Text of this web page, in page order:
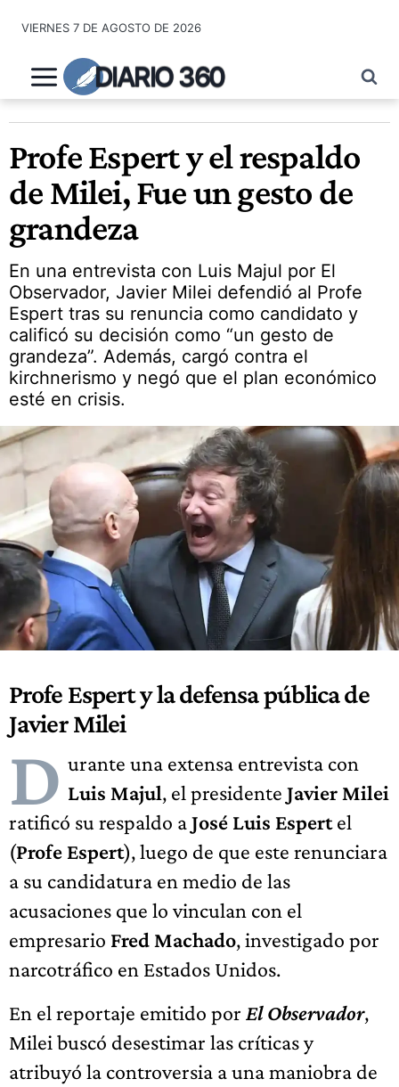
contenido
VIERNES 7 DE AGOSTO DE 2026
DIARIO 360
Profe Espert y el respaldo
de Milei, Fue un gesto de
grandeza
En una entrevista con Luis Majul por El
Observador, Javier Milei defendió al Profe
Espert tras su renuncia como candidato y
calificó su decisión como “un gesto de
grandeza”. Además, cargó contra el
kirchnerismo y negó que el plan económico
esté en crisis.
Profe Espert y la defensa pública de
Javier Milei
D urante una extensa entrevista con
Luis Majul, el presidente Javier Milei
ratificó su respaldo aJosé Luis Espertel
(Profe Espert), luego de que este renunciara
a su candidatura en medio de las
acusaciones que lo vinculan con el
empresario Fred Machado, investigado por
narcotráfico en Estados Unidos.
En el reportaje emitido por El Observador,
Milei buscó desestimar las críticas y
atribuyó la controversia a una maniobra de